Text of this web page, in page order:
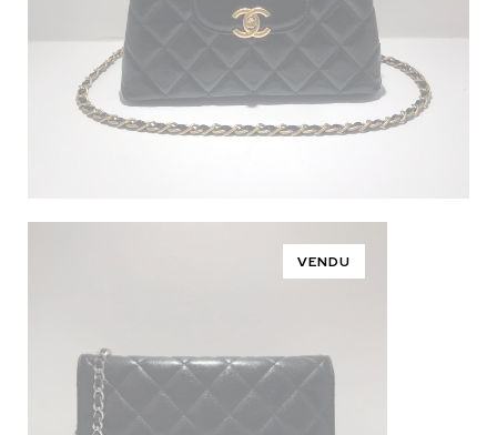
VENDU